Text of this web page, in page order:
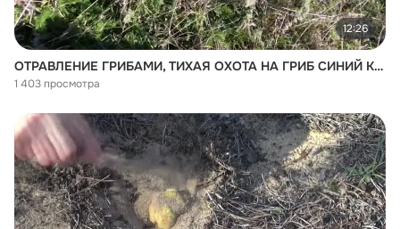
12:26
ОТРАВЛЕНИЕ ГРИБАМИ, ТИХАЯ ОХОТА НА ГРИБ СИНИЙ КОРЕНЬ
1 403 просмотра